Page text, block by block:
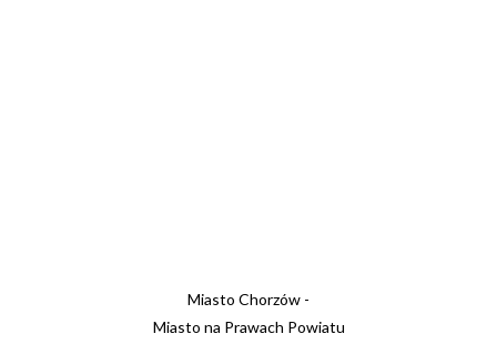
Miasto Chorzów -
Miasto na Prawach Powiatu